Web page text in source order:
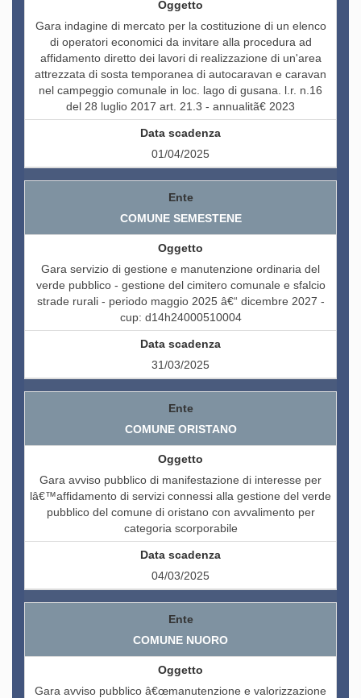
Gara indagine di mercato per la costituzione di un elenco
di operatori economici da invitare alla procedura ad
affidamento diretto dei lavori di realizzazione di un'area
attrezzata di sosta temporanea di autocaravan e caravan
nel campeggio comunale in loc. lago di gusana. l.r. n.16
del 28 luglio 2017 art. 21.3 - annualitã€ 2023
01/04/2025
COMUNE SEMESTENE
Gara servizio di gestione e manutenzione ordinaria del
verde pubblico - gestione del cimitero comunale e sfalcio
strade rurali - periodo maggio 2025 â€“ dicembre 2027 -
cup: d14h24000510004
31/03/2025
COMUNE ORISTANO
Gara avviso pubblico di manifestazione di interesse per
lâ€™affidamento di servizi connessi alla gestione del verde
pubblico del comune di oristano con avvalimento per
categoria scorporabile
04/03/2025
COMUNE NUORO
Gara avviso pubblico â€œmanutenzione e valorizzazione